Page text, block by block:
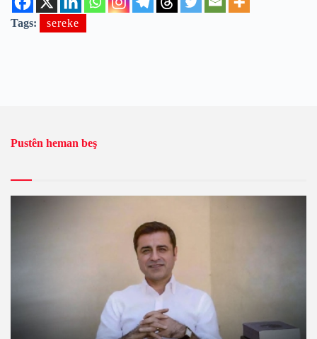
Tags: sereke
Pustên heman beş